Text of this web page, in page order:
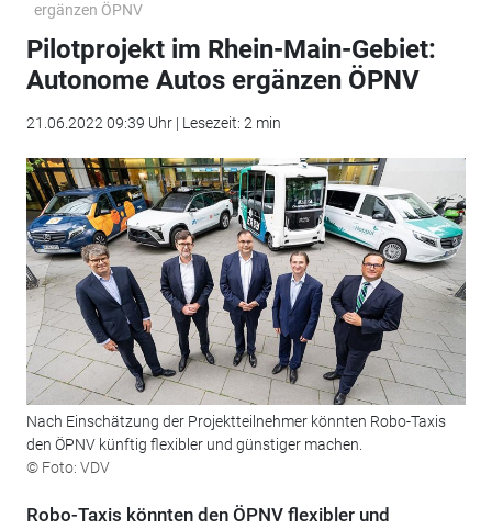
ergänzen ÖPNV
Pilotprojekt im Rhein-Main-Gebiet:
Autonome Autos ergänzen ÖPNV
21.06.2022 09:39 Uhr | Lesezeit: 2 min
Nach Einschätzung der Projektteilnehmer könnten Robo-Taxis
den ÖPNV künftig flexibler und günstiger machen.
© Foto: VDV
Robo-Taxis könnten den ÖPNV flexibler und